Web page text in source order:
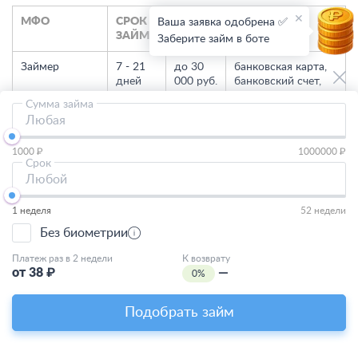
Любая
Сумма займа
1000 ₽ 1000000 ₽
Любой
Срок
1 неделя 52 недели
Без биометрии
Платеж раз в 2 недели
от38 ₽
К возврату
0%
—
Подобрать займ
МФО
СРОК
ЗАЙМА
СУММА
СПОСОБ
ПОЛУЧЕНИЯ
Займер
7 - 21
дней
до 30
000 руб.
банковская карта,
банковский счет,
Creditplus
дней
000 руб.
банковский счет
GreenMoney
Монеткин
168
Joymoney
168
дней
до 100
000 руб.
OneClickMoney 6 - 60 до 30 банковская карта
Ваша заявка одобрена ✅
Заберите займ в боте